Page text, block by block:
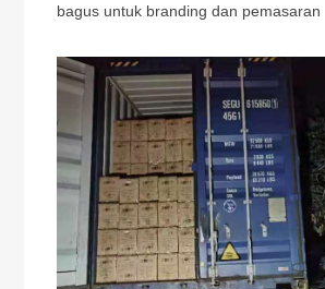
bagus untuk branding dan pemasaran